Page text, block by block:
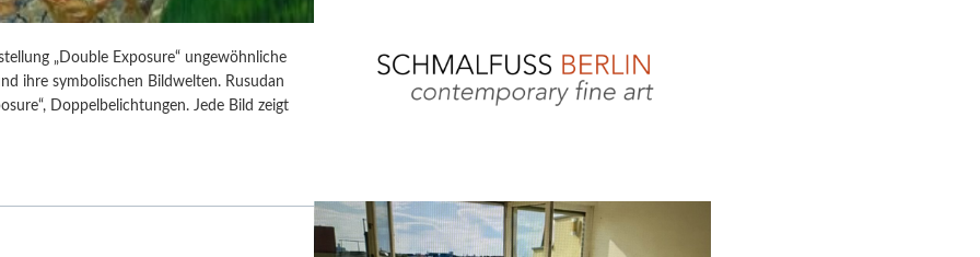
„Double Exposure“ ungewöhnliche
ihre symbolischen Bildwelten. Rusudan
Doppelbelichtungen. Jede Bild zeigt